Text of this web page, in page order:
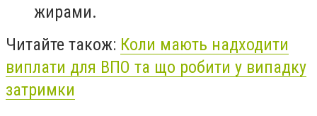
жирами.
Читайте також: Коли мають надходити
виплати для ВПО та що робити у випадку
затримки